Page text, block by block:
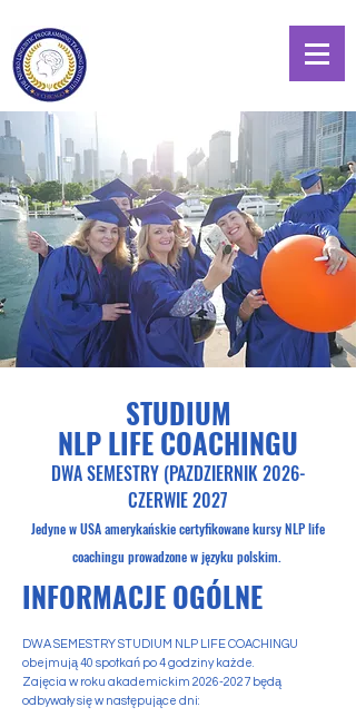
STUDIUM
NLP LIFE COACHINGU
DWA SEMESTRY (PAZDZIERNIK 2026-
CZERWIE 2027
Jedyne w USA amerykańskie certyfikowane kursy NLP life
coachingu prowadzone w języku polskim.
INFORMACJE OGÓLNE
DWA SEMESTRY STUDIUM NLP LIFE COACHINGU
obejmują 40 spotkań po 4 godziny każde.
Zajęcia w roku akademickim 2026-2027 będą
odbywały się w następujące dni: